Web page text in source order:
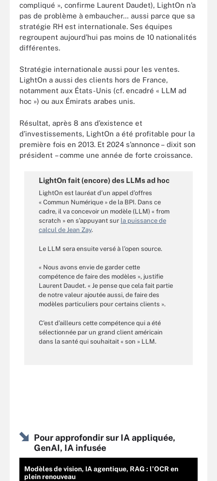
compliqué », confirme Laurent Daudet), LightOn n’a
pas de problème à embaucher… aussi parce que sa
stratégie RH est internationale. Ses équipes
regroupent aujourd’hui pas moins de 10 nationalités
différentes.
Stratégie internationale aussi pour les ventes.
LightOn a aussi des clients hors de France,
notamment aux États-Unis (cf. encadré « LLM ad
hoc ») ou aux Émirats arabes unis.
Résultat, après 8 ans d’existence et
d’investissements, LightOn a été profitable pour la
première fois en 2013. Et 2024 s’annonce – dixit son
président – comme une année de forte croissance.
LightOn fait (encore) des LLMs ad hoc
LightOn est lauréat d’un appel d’offres
« Commun Numérique » de la BPI. Dans ce
cadre, il va concevoir un modèle (LLM) « from
scratch » en s’appuyant sur la puissance de
calcul de Jean Zay.
Le LLM sera ensuite versé à l’open source.
« Nous avons envie de garder cette
compétence de faire des modèles », justifie
Laurent Daudet. « Je pense que cela fait partie
de notre valeur ajoutée aussi, de faire des
modèles particuliers pour certains clients ».
C’est d’ailleurs cette compétence qui a été
sélectionnée par un grand client américain
dans la santé qui souhaitait « son » LLM.
Pour approfondir sur IA appliquée,
GenAI, IA infusée
Modèles de vision, IA agentique, RAG : l’OCR en
plein renouveau